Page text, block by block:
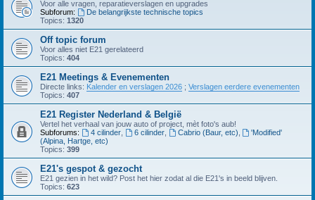
Voor alle vragen, reparatieverslagen en upgrades
Subforum:
De belangrijkste technische topics
Topics: 1320
Off topic forum
Voor alles niet E21 gerelateerd
Topics: 404
E21 Meetings & Evenementen
Directe links: Kalender en verslagen 2026 ; Verslagen eerdere evenementen
Topics: 407
E21 Register Nederland & België
Vertel het verhaal van jouw auto of project, mèt foto's aub!
Subforums:
4 cilinder, 6 cilinder, Cabrio (Baur, etc)
'Modified'
(Alpina, Hartge, etc)
Topics: 399
E21's gespot & gezocht
E21 gezien in het wild? Post het hier zodat al die E21's in beeld blijven.
Topics: 623